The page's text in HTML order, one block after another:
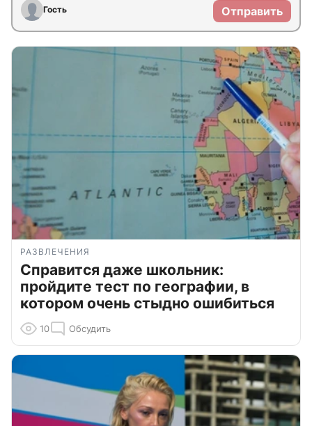
Гость Отправить
РАЗВЛЕЧЕНИЯ
Справится даже школьник:
пройдите тест по географии, в
котором очень стыдно ошибиться
10 Обсудить